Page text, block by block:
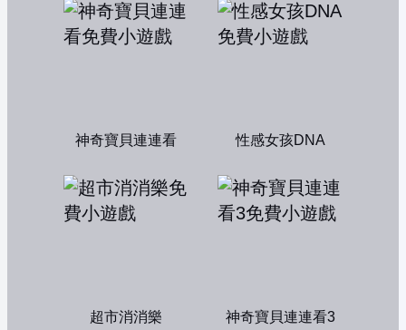
神奇寶貝連連看 性感女孩DNA
超市消消樂 神奇寶貝連連看3